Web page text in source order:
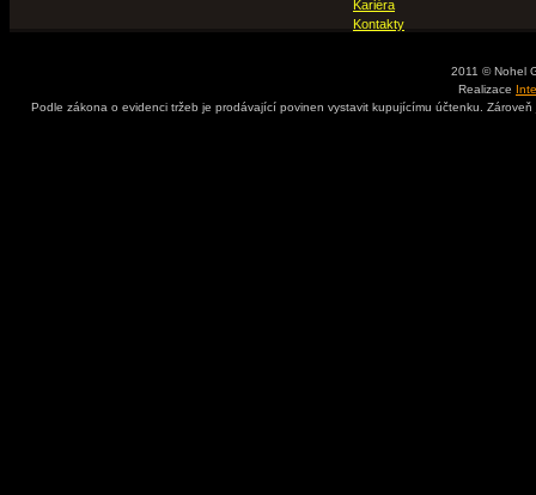
Kariéra
Kontakty
2011 © Nohel
Realizace
Podle zákona o evidenci tržeb je prodávající povinen vystavit kupujícímu účtenku.